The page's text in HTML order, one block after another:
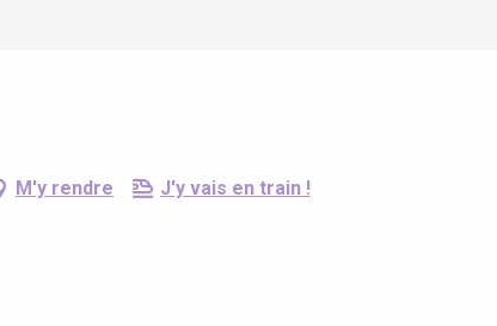
M'y rendre J'y vais en train !